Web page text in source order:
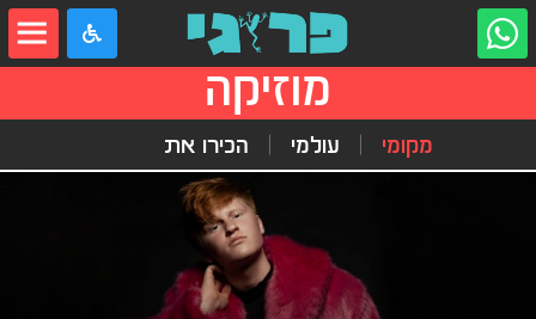
מוזיקה
מקומי עולמי הכירו את